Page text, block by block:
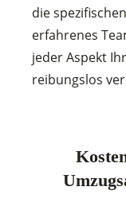
die
erfahrenes
jeder Aspekt
reibungslos